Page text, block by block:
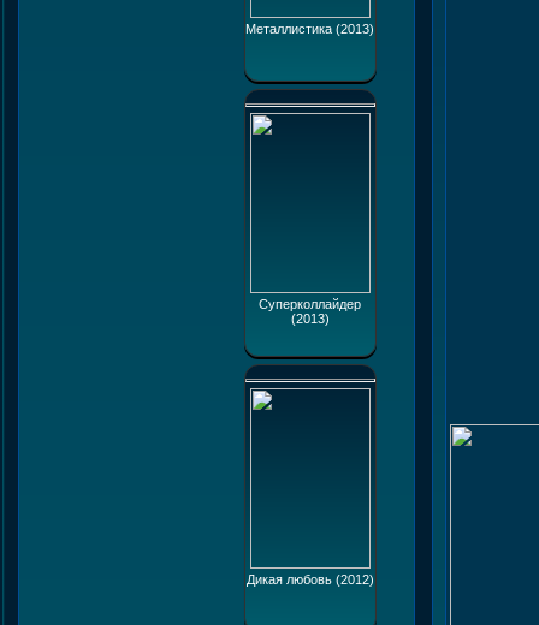
Металлистика (2013)
Суперколлайдер
(2013)
Дикая любовь (2012)